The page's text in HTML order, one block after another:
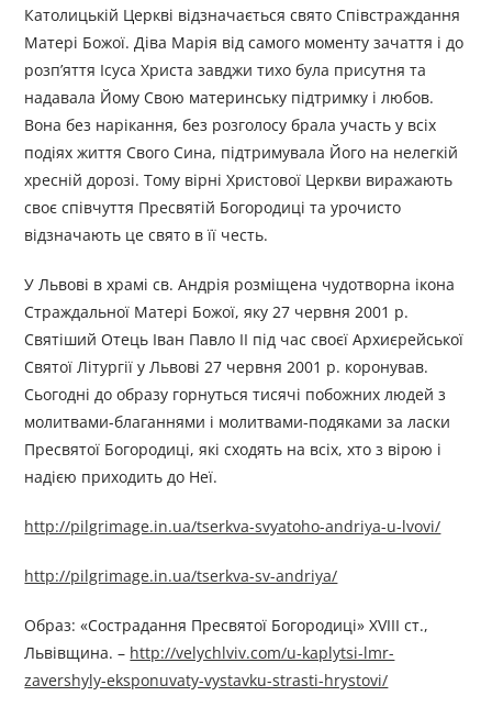
Католицькій Церкві відзначається свято Співстраждання
Матері Божої. Діва Марія від самого моменту зачаття і до
розп’яття Ісуса Христа завджи тихо була присутня та
надавала Йому Cвою материнську підтримку і любов.
Вона без нарікання, без розголосу брала участь у всіх
подіях життя Свого Сина, підтримувала Його на нелегкій
хресній дорозі. Тому вірні Христової Церкви виражають
своє співчуття Пресвятій Богородиці та урочисто
відзначають це свято в її честь.
У Львові в храмі св. Андрія розміщена чудотворна ікона
Страждальної Матері Божої, яку 27 червня 2001 р.
Святіший Отець Іван Павло II під час своєї Архиєрейської
Святої Літургії у Львові 27 червня 2001 р. коронував.
Сьогодні до образу горнуться тисячі побожних людей з
молитвами-благаннями і молитвами-подяками за ласки
Пресвятої Богородиці, які сходять на всіх, хто з вірою і
надією приходить до Неї.
http://pilgrimage.in.ua/tserkva-svyatoho-andriya-u-lvovi/
http://pilgrimage.in.ua/tserkva-sv-andriya/
Образ: «Сострадання Пресвятої Богородиці» XVIII ст.,
Львівщина. – http://velychlviv.com/u-kaplytsi-lmr-
zavershyly-eksponuvaty-vystavku-strasti-hrystovi/